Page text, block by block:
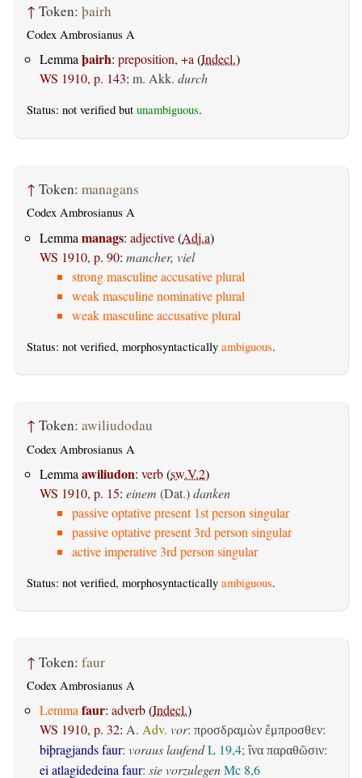
↑ Token: þairh
Codex Ambrosianus A
Lemmaþairh: preposition, +a(Indecl.)
WS 1910, p. 143: m. Akk. durch
Status: not verified but unambiguous.
↑ Token: managans
Codex Ambrosianus A
Lemma manags: adjective(Adj.a)
WS 1910, p. 90: mancher, viel
strong masculine accusative plural
weak masculine nominative plural
weak masculine accusative plural
Status: not verified, morphosyntactically ambiguous.
↑ Token: awiliudodau
Codex Ambrosianus A
Lemma awiliudon: verb(sw.V.2)
WS 1910, p. 15: einem (Dat.)danken
passive optative present 1st person singular
passive optative present 3rd person singular
active imperative 3rd person singular
Status: not verified, morphosyntactically ambiguous.
↑ Token: faur
Codex Ambrosianus A
Lemmafaur: adverb(Indecl.)
WS 1910, p. 32: A. Adv. vor: προσδραμὼν ἔμπροσθεν:
biþragjands faur: voraus laufendL 19,4; ἵνα παραθῶσιν:
ei atlagidedeina faur: sie vorzulegenMc 8,6